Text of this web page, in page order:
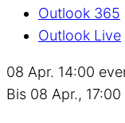
Outlook 365
Outlook Live
08 Apr. 14:00
Bis 08 Apr., 17:00